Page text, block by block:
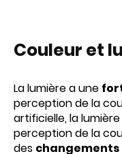
Couleur et
La lumière a une
perception de la
artificielle, la
perception de la
des changements